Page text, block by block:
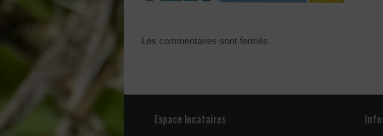
Les commentaires sont fermés.
Espace locataires